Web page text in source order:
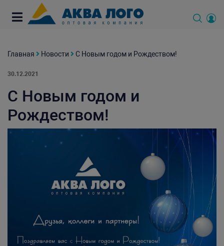
Главная Новости С Новым годом и Рождеством!
30.12.2021
С Новым годом и
Рождеством!